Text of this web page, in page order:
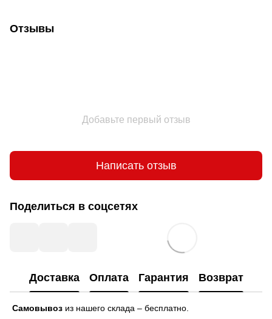
Отзывы
Добавьте первый отзыв
Написать отзыв
Поделиться в соцсетях
Доставка Оплата Гарантия Возврат
Самовывоз из нашего склада – бесплатно.